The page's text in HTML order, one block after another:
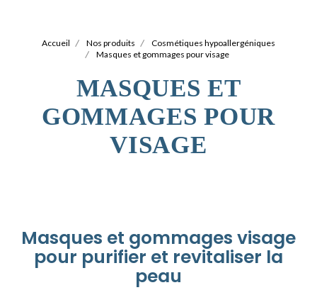
Accueil Nos produits
Cosmétiques hypoallergéniques
Masques et gommages pour visage
MASQUES ET
GOMMAGES POUR
VISAGE
Masques et gommages visage
pour purifier et revitaliser la
peau